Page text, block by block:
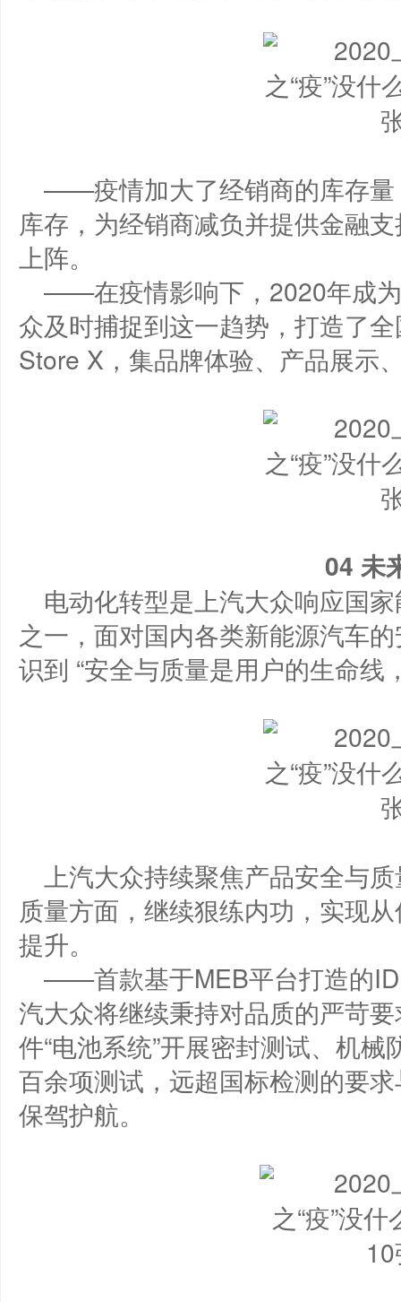
——疫情加大了经销商的库存量
库存，为经销商减负并提供金融
上阵。
——在疫情影响下，2020年成为
众及时捕捉到这一趋势，打造了
Store X，集品牌体验、产品展示
04 未
电动化转型是上汽大众响应国
之一，面对国内各类新能源汽车
识到 “安全与质量是用户的生命线
上汽大众持续聚焦产品安全与
质量方面，继续狠练内功，实现
提升。
——首款基于MEB平台打造的
汽大众将继续秉持对品质的严苛
件“电池系统”开展密封测试、机
百余项测试，远超国标检测的要
保驾护航。